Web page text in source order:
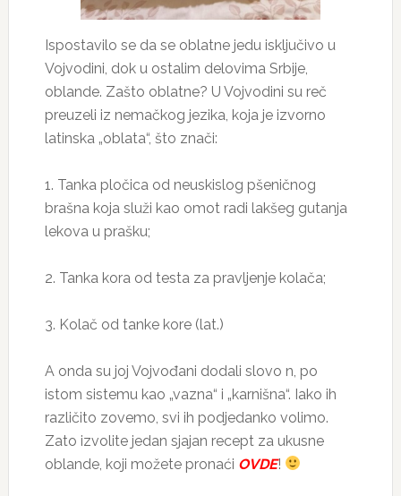
Ispostavilo se da se oblatne jedu isključivo u
Vojvodini, dok u ostalim delovima Srbije,
oblande. Zašto oblatne? U Vojvodini su reč
preuzeli iz nemačkog jezika, koja je izvorno
latinska „oblata“, što znači:
1. Tanka pločica od neuskislog pšeničnog
brašna koja služi kao omot radi lakšeg gutanja
lekova u prašku;
2. Tanka kora od testa za pravljenje kolača;
3. Kolač od tanke kore (lat.)
A onda su joj Vojvođani dodali slovo n, po
istom sistemu kao „vazna“ i „karnišna“. Iako ih
različito zovemo, svi ih podjedanko volimo.
Zato izvolite jedan sjajan recept za ukusne
oblande, koji možete pronaći OVDE!